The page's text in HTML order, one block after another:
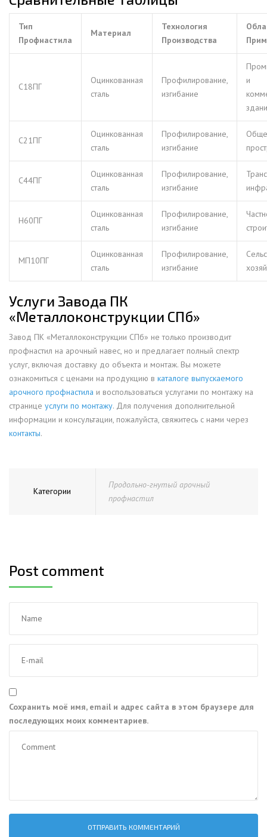
Тип
Профнастила
Материал
Технология
Производства
С18ПГ
Оцинкованная
сталь
Профилирование,
изгибание
и
С21ПГ
Оцинкованная
сталь
Профилирование,
изгибание
С44ПГ
Оцинкованная
сталь
Профилирование,
изгибание
Н60ПГ
Оцинкованная
сталь
Профилирование,
изгибание
МП10ПГ
Оцинкованная
сталь
Профилирование,
изгибание
Услуги Завода ПК
«Металлоконструкции СПб»
Завод ПК «Металлоконструкции СПб» не только производит
профнастил на арочный навес, но и предлагает полный спектр
услуг, включая доставку до объекта и монтаж. Вы можете
ознакомиться с ценами на продукцию в каталоге выпускаемого
арочного профнастила и воспользоваться услугами по монтажу на
странице услуги по монтажу. Для получения дополнительной
информации и консультации, пожалуйста, свяжитесь с нами через
контакты.
Категории
Продольно-гнутый арочный
профнастил
Post comment
Сохранить моё имя, email и адрес сайта в этом браузере для
последующих моих комментариев.